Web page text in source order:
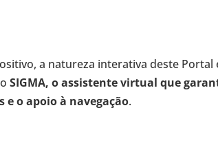
a natureza interativa deste Portal
SIGMA, o assistente virtual que
e o apoio à navegação.